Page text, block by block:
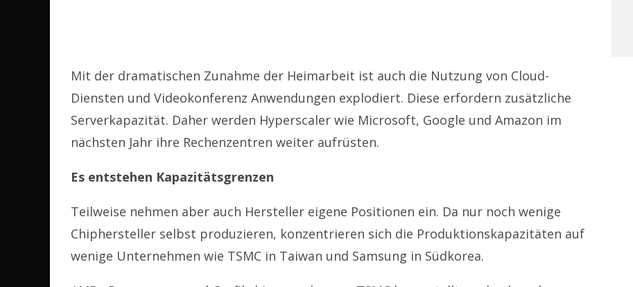
Mit der dramatischen Zunahme der Heimarbeit ist auch die Nutzung von Cloud-
Diensten und Videokonferenz Anwendungen explodiert. Diese erfordern zusätzliche
Serverkapazität. Daher werden Hyperscaler wie Microsoft, Google und Amazon im
nächsten Jahr ihre Rechenzentren weiter aufrüsten.
Es entstehen Kapazitätsgrenzen
Teilweise nehmen aber auch Hersteller eigene Positionen ein. Da nur noch wenige
Chiphersteller selbst produzieren, konzentrieren sich die Produktionskapazitäten auf
wenige Unternehmen wie TSMC in Taiwan und Samsung in Südkorea.